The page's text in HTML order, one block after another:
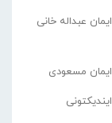
ایمان عبداله خانی
ایمان مسعودی
ایندیکتونی